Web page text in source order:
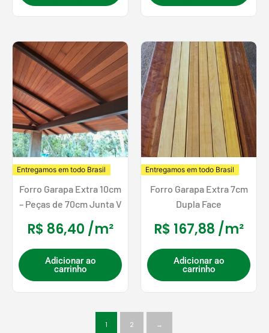
Entregamos em todo Brasil
Forro Garapa Extra 10cm
– Peças de 70cm Junta V
R$ 86,40 /m²
Adicionar ao
carrinho
Entregamos em todo Brasil
Forro Garapa Extra 7cm
Dupla Face
R$ 167,88 /m²
Adicionar ao
carrinho
1 2 →